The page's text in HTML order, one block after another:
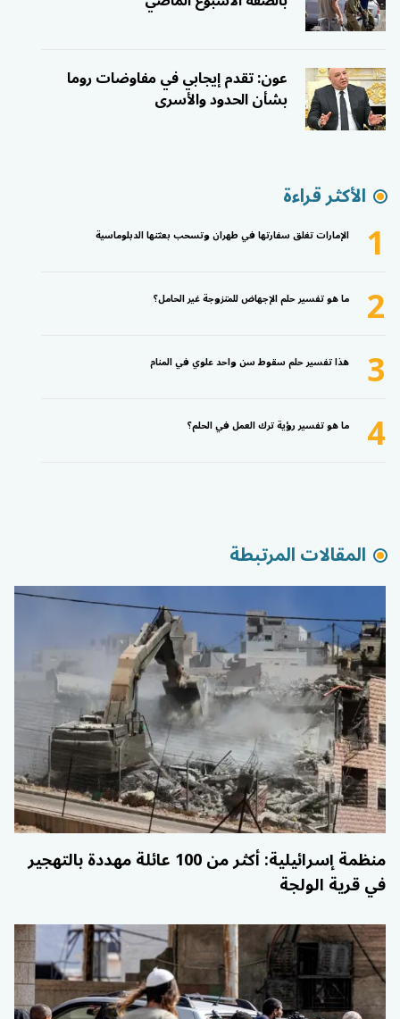
عون: تقدم إيجابي في مفاوضات روما
بشأن الحدود والأسرى
الأكثر قراءة
1 الإمارات تغلق سفارتها في طهران وتسحب بعثتها الدبلوماسية
2 ما هو تفسير حلم الإجهاض للمتزوجة غير الحامل؟
3 هذا تفسير حلم سقوط سن واحد علوي في المنام
4 ما هو تفسير رؤية ترك العمل في الحلم؟
المقالات المرتبطة
منظمة إسرائيلية: أكثر من 100 عائلة مهددة بالتهجير
في قرية الولجة